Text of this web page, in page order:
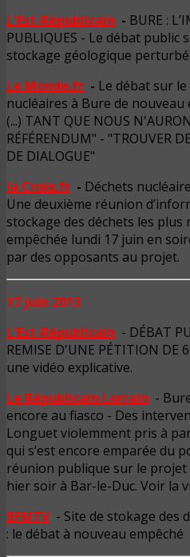
L'Est-Républicain - BURE :
PUBLIQUES - Le débat public
stockage géologique
Le Monde.fr - Le débat sur
nucléaires à Bure de nouveau
(...) TANT QUE NOUS
RÉFÉRENDUM" - "TROUVER
DE DIALOGUE"
la Croix.fr - Déchets
Une deuxième réunion
stockage des déchets les plus
empêchée lundi 17 juin en
par des opposants au projet.
17 juin 2013
L'Est-Républicain - DÉBAT
REMISE D'UNE PÉTITION DE
une vidéo explicative.
Le Républicain Lorrain -
encore au fiasco - Des
Longuet violemment pris à
qui s’est encore emparée du
réunion publique sur le
hier soir à Bar-le-Duc. Voir la
BFMTV - Site de stokage des
: le débat à nouveau empêché